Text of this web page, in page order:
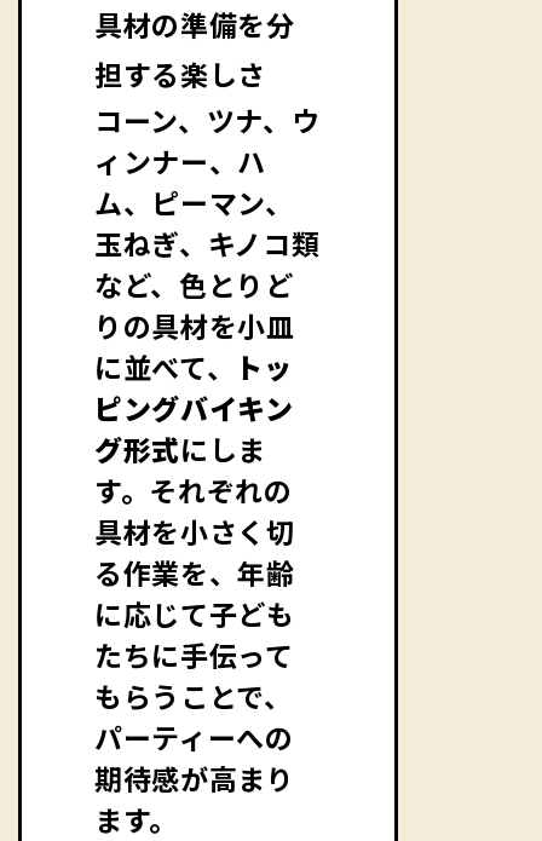
具材の準備を分
担する楽しさ
コーン、ツナ、ウ
ィンナー、ハ
ム、ピーマン、
玉ねぎ、キノコ類
など、色とりど
りの具材を小皿
に並べて、 トッ
ピングバイキン
グ形式にしま
す。それぞれの
具材を小さく切
る作業を、年齢
に応じて子ども
たちに手伝って
もらうことで、
パーティーへの
期待感が高まり
ます。